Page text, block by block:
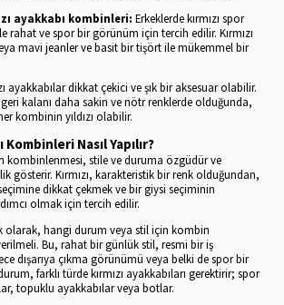
ayakkabı kombinleri: Erkeklerde kırmızı spor
rahat ve spor bir görünüm için tercih edilir. Kırmızı
mavi jeanler ve basit bir tişört ile mükemmel bir
ayakkabılar dikkat çekici ve şık bir aksesuar olabilir.
kalanı daha sakin ve nötr renklerde olduğunda,
kombinin yıldızı olabilir.
Kombinleri Nasıl Yapılır?
kombinlenmesi, stile ve duruma özgüdür ve
gösterir. Kırmızı, karakteristik bir renk olduğundan,
dikkat çekmek ve bir giysi seçiminin
olmak için tercih edilir.
olarak, hangi durum veya stil için kombin
Bu, rahat bir günlük stil, resmi bir iş
dışarıya çıkma görünümü veya belki de spor bir
farklı türde kırmızı ayakkabıları gerektirir; spor
topuklu ayakkabılar veya botlar.